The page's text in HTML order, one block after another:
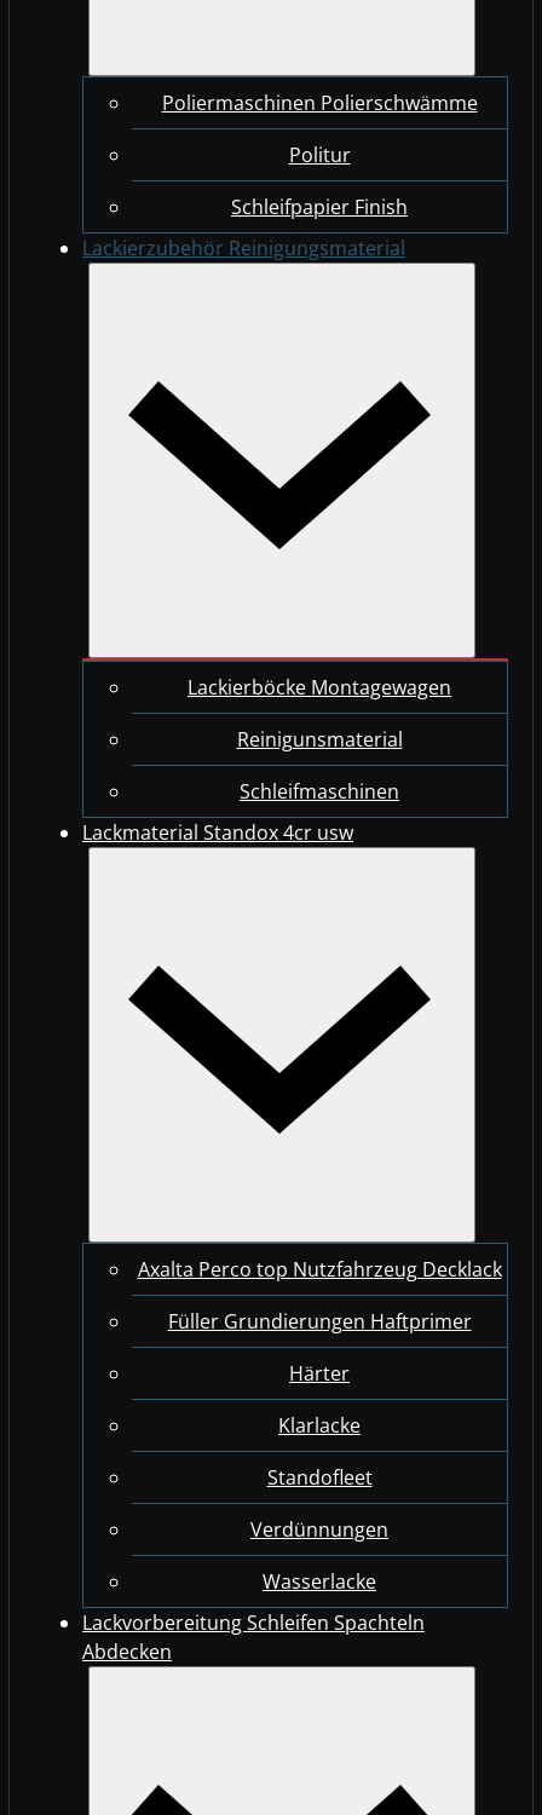
Poliermaschinen Polierschwämme
Politur
Schleifpapier Finish
Lackierzubehör Reinigungsmaterial
Lackierböcke Montagewagen
Reinigunsmaterial
Schleifmaschinen
Lackmaterial Standox 4cr usw
Axalta Perco top Nutzfahrzeug Decklack
Füller Grundierungen Haftprimer
Härter
Klarlacke
Standofleet
Verdünnungen
Wasserlacke
Lackvorbereitung Schleifen Spachteln
Abdecken